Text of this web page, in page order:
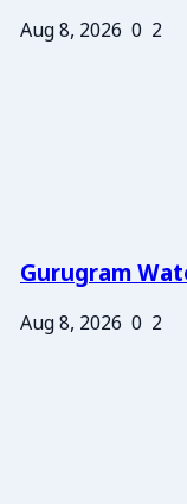
Aug 8, 2026 0 2
Gurugram
Aug 8, 2026 0 2